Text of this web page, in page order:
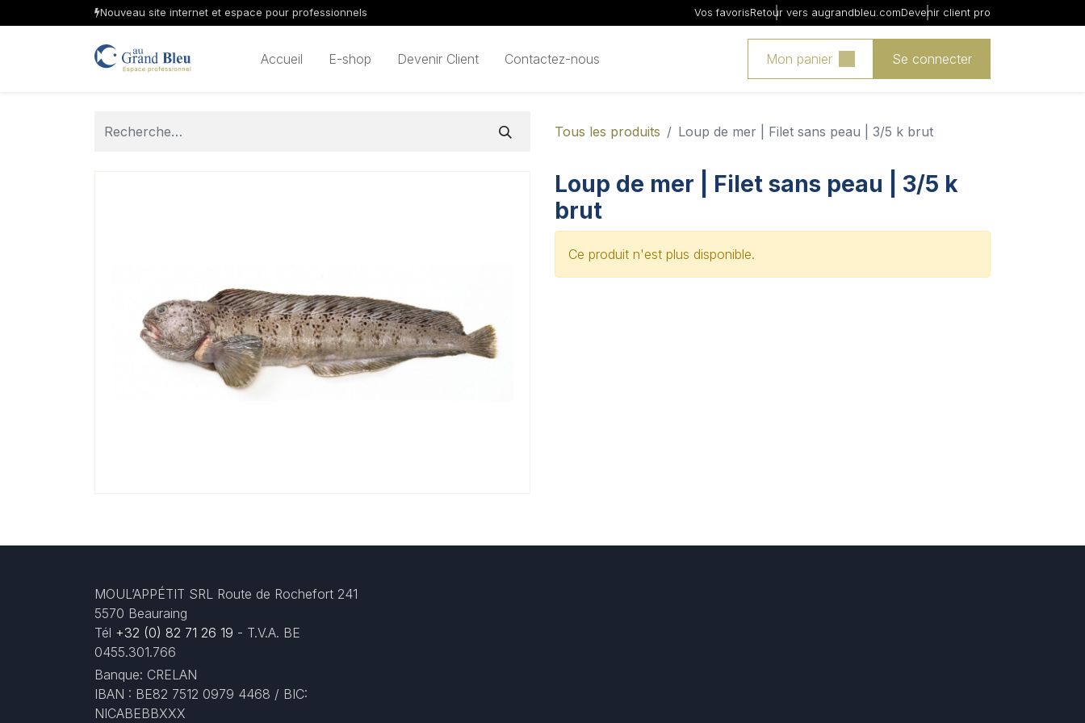
Nouveau site internet et espace pour professionnels Vos favorisRetour vers augrandbleu.comDevenir client pro
Accueil E-shop Devenir Client Contactez-nous Mon panier Se connecter
Tous les produits Loup de mer | Filet sans peau | 3/5 k brut
Loup de mer | Filet sans peau | 3/5 k
brut
Ce produit n'est plus disponible.
MOUL’APPÉTIT SRL Route de Rochefort 241
5570 Beauraing
Tél +32 (0) 82 71 26 19 - T.V.A. BE
0455.301.766
Banque: CRELAN
IBAN : BE82 7512 0979 4468 / BIC:
NICABEBBXXX